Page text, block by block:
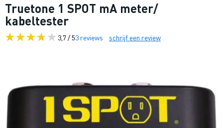
Truetone 1 SPOT mA meter/
kabeltester
3,7 / 53 reviews schrijf een review